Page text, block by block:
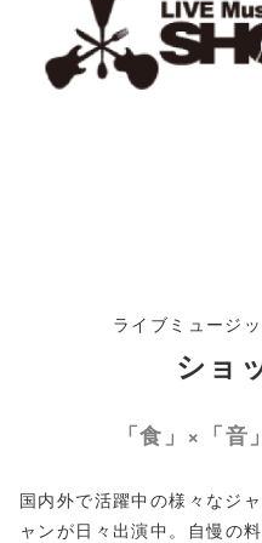
ライブミュージ
ショ
「食」×「
国内外で活躍中の様々なジ
ャンが日々出演中。
自慢の